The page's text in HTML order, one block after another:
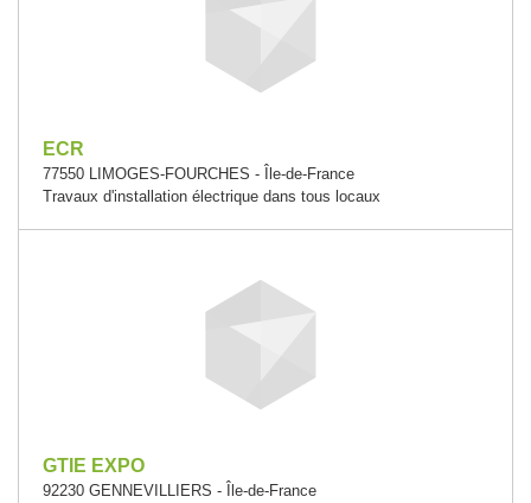
ECR
77550 LIMOGES-FOURCHES - Île-de-France
Travaux d'installation électrique dans tous locaux
GTIE EXPO
92230 GENNEVILLIERS - Île-de-France